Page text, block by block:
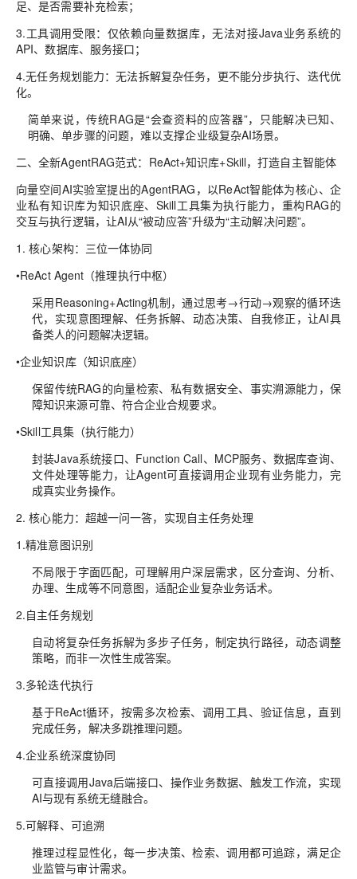
足、是否需要补充检索；
3.工具调用受限：仅依赖向量数据库，无法对接Java业务系统的
API、数据库、服务接口；
4.无任务规划能力：无法拆解复杂任务，更不能分步执行、迭代优
化。
简单来说，传统RAG是“会查资料的应答器”，只能解决已知、
明确、单步骤的问题，难以支撑企业级复杂AI场景。
二、全新AgentRAG范式：ReAct+知识库+Skill，打造自主智能体
向量空间AI实验室提出的AgentRAG ，以ReAct智能体为核心、企
业私有知识库为知识底座、Skill工具集为执行能力 ，重构RAG的
交互与执行逻辑，让AI从“被动应答”升级为“主动解决问题”。
1. 核心架构：三位一体协同
•ReAct Agent（推理执行中枢）
采用Reasoning+Acting机制，通过思考→行动→观察的循环迭
代，实现意图理解、任务拆解、动态决策、自我修正，让AI具
备类人的问题解决逻辑。
•企业知识库（知识底座）
保留传统RAG的向量检索、私有数据安全、事实溯源能力，保
障知识来源可靠、符合企业合规要求。
•Skill工具集（执行能力）
封装Java系统接口、Function Call、MCP服务、数据库查询、
文件处理等能力，让Agent可直接调用企业现有业务能力，完
成真实业务操作。
2. 核心能力：超越一问一答，实现自主任务处理
1.精准意图识别
不局限于字面匹配，可理解用户深层需求，区分查询、分析、
办理、生成等不同意图，适配企业复杂业务话术。
2.自主任务规划
自动将复杂任务拆解为多步子任务，制定执行路径，动态调整
策略，而非一次性生成答案。
3.多轮迭代执行
基于ReAct循环，按需多次检索、调用工具、验证信息，直到
完成任务，解决多跳推理问题。
4.企业系统深度协同
可直接调用Java后端接口、操作业务数据、触发工作流，实现
AI与现有系统无缝融合。
5.可解释、可追溯
推理过程显性化，每一步决策、检索、调用都可追踪，满足企
业监管与审计需求。